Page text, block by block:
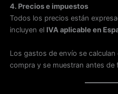
4. Precios e impuestos
Todos los precios están
incluyen el IVA aplicable en
Los gastos de envío se
compra y se muestran antes de